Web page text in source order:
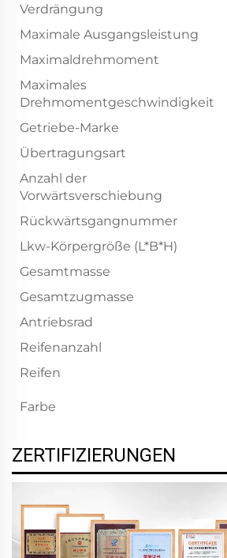
Verdrängung
Maximale Ausgangsleistung
Maximaldrehmoment
Maximales
Drehmomentgeschwindigkeit
Getriebe-Marke
Übertragungsart
Anzahl der
Vorwärtsverschiebung
Rückwärtsgangnummer
Lkw-Körpergröße (L*B*H)
Gesamtmasse
Gesamtzugmasse
Antriebsrad
Reifenanzahl
Reifen
Farbe
ZERTIFIZIERUNGEN